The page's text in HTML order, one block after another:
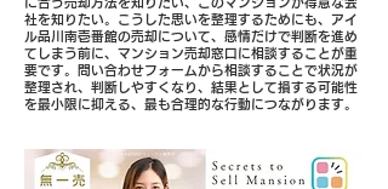
に合う売却方法を知りたい、このマンションが得意な会
社を知りたい。こうした思いを整理するためにも、アイ
ル品川南壱番館の売却について、感情だけで判断を進め
てしまう前に、マンション売却窓口に相談することが重
要です。問い合わせフォームから相談することで状況が
整理され、判断しやすくなり、結果として損する可能性
を最小限に抑える、最も合理的な行動につながります。